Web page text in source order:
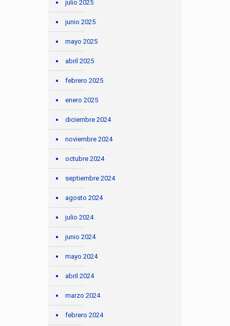
julio 2025
junio 2025
mayo 2025
abril 2025
febrero 2025
enero 2025
diciembre 2024
noviembre 2024
octubre 2024
septiembre 2024
agosto 2024
julio 2024
junio 2024
mayo 2024
abril 2024
marzo 2024
febrero 2024